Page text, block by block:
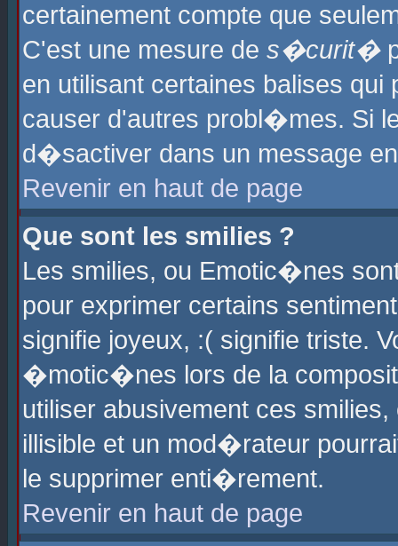
certainement compte que
C'est une mesure de s�curit�
en utilisant certaines balises
causer d'autres probl�mes. Si
d�sactiver dans un message
Revenir en haut de page
Que sont les smilies ?
Les smilies, ou Emotic�nes
pour exprimer certains
signifie joyeux, :( signifie triste.
�motic�nes lors de la
utiliser abusivement ces
illisible et un mod�rateur
le supprimer enti�rement.
Revenir en haut de page